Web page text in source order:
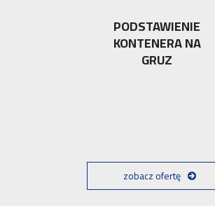
PODSTAWIENIE
KONTENERA NA
GRUZ
zobacz ofertę